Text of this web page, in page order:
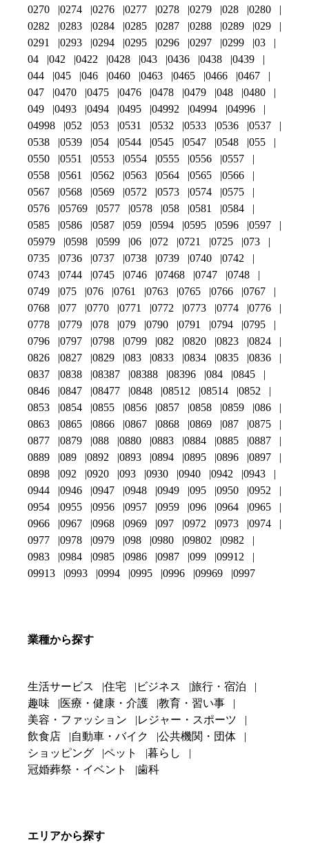
0270 0274 0276 0277 0278 0279 028
0280
0282
0283 0284 0285 0287 0288 0289
029
0291
0293 0294 0295 0296 0297 0299
03
04
042 0422 0428 043 0436 0438
0439
044
045 046 0460 0463 0465 0466
0467
047
0470 0475 0476 0478 0479 048
0480
049
0493 0494 0495 04992 04994
04996
04998
052 053 0531 0532 0533 0536
0537
0538
0539 054 0544 0545 0547 0548
055
0550
0551 0553 0554 0555 0556
0557
0558
0561 0562 0563 0564 0565
0566
0567
0568 0569 0572 0573 0574
0575
0576
05769 0577 0578 058 0581
0584
0585
0586 0587 059 0594 0595 0596
0597
05979
0598 0599 06 072 0721 0725
073
0735
0736 0737 0738 0739 0740
0742
0743
0744 0745 0746 07468 0747
0748
0749
075 076 0761 0763 0765 0766
0767
0768
077 0770 0771 0772 0773 0774
0776
0778
0779 078 079 0790 0791 0794
0795
0796
0797 0798 0799 082 0820 0823
0824
0826
0827 0829 083 0833 0834 0835
0836
0837
0838 08387 08388 08396 084
0845
0846
0847 08477 0848 08512 08514
0852
0853
0854 0855 0856 0857 0858 0859
086
0863
0865 0866 0867 0868 0869 087
0875
0877
0879 088 0880 0883 0884 0885
0887
0889
089 0892 0893 0894 0895 0896
0897
0898
092 0920 093 0930 0940 0942
0943
0944
0946 0947 0948 0949 095 0950
0952
0954
0955 0956 0957 0959 096 0964
0965
0966
0967 0968 0969 097 0972 0973
0974
0977
0978 0979 098 0980 09802
0982
0983
0984 0985 0986 0987 099
09912
09913
0993 0994 0995 0996 09969 0997
業種から探す
生活サービス 住宅 ビジネス
旅行・宿泊
趣味
医療・健康・介護
教育・習い事
美容・ファッション
レジャー・スポーツ
飲食店
自動車・バイク
公共機関・団体
ショッピング
ペット
暮らし
冠婚葬祭・イベント
歯科
エリアから探す